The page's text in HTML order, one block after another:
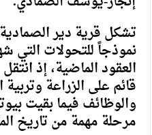
تشكل قرية دير
نموذجاً للتحولات التي
العقود الماضية، إذ
قائم على الزراعة
والوظائف فيما بقيت
مرحلة مهمة من تاريخ